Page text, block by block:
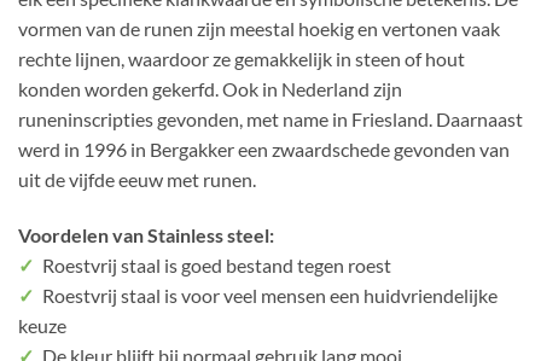
vormen van de runen zijn meestal hoekig en vertonen vaak
rechte lijnen, waardoor ze gemakkelijk in steen of hout
konden worden gekerfd. Ook in Nederland zijn
runeninscripties gevonden, met name in Friesland. Daarnaast
werd in 1996 in Bergakker een zwaardschede gevonden van
uit de vijfde eeuw met runen.
Voordelen van Stainless steel:
✓ Roestvrij staal is goed bestand tegen roest
✓ Roestvrij staal is voor veel mensen een huidvriendelijke
keuze
✓ De kleur blijft bij normaal gebruik lang mooi